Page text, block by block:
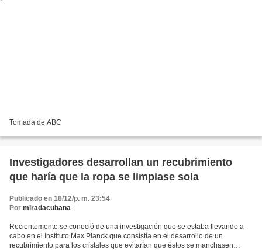
Tomada de ABC
Investigadores desarrollan un recubrimiento
que haría que la ropa se limpiase sola
Publicado en 18/12/p. m. 23:54
Por miradacubana
Recientemente se conoció de una investigación que se estaba llevando a
cabo en el Instituto Max Planck que consistía en el desarrollo de un
recubrimiento para los cristales que evitarían que éstos se manchasen